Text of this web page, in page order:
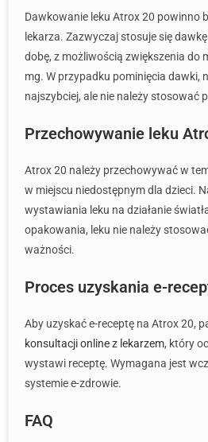
Dawkowanie leku Atrox 20 powinno
lekarza. Zazwyczaj stosuje się
dobę, z możliwością zwiększenia do
mg. W przypadku pominięcia dawki,
najszybciej, ale nie należy stosować
Przechowywanie leku
Atrox 20 należy przechowywać w
w miejscu niedostępnym dla dzieci.
wystawiania leku na działanie
opakowania, leku nie należy
ważności.
Proces uzyskania e-
Aby uzyskać e-receptę na Atrox 20,
konsultacji online z lekarzem, który
wystawi receptę. Wymagana jest
systemie e-zdrowie.
FAQ